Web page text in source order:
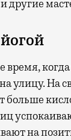
другие
время,
улицу. На
больше
на